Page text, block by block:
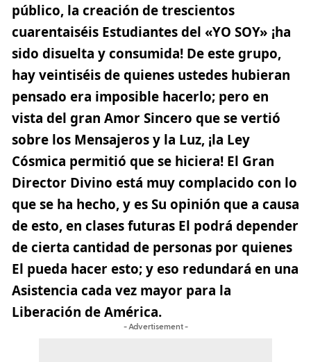
público, la creación de trescientos
cuarentaiséis Estudiantes del «YO SOY» ¡ha
sido disuelta y consumida! De este grupo,
hay veintiséis de quienes ustedes hubieran
pensado era imposible hacerlo; pero en
vista del gran Amor Sincero que se vertió
sobre los Mensajeros y la Luz, ¡la Ley
Cósmica permitió que se hiciera! El Gran
Director Divino está muy complacido con lo
que se ha hecho, y es Su opinión que a causa
de esto, en clases futuras El podrá depender
de cierta cantidad de personas por quienes
El pueda hacer esto; y eso redundará en una
Asistencia cada vez mayor para la
Liberación de América.
- Advertisement -